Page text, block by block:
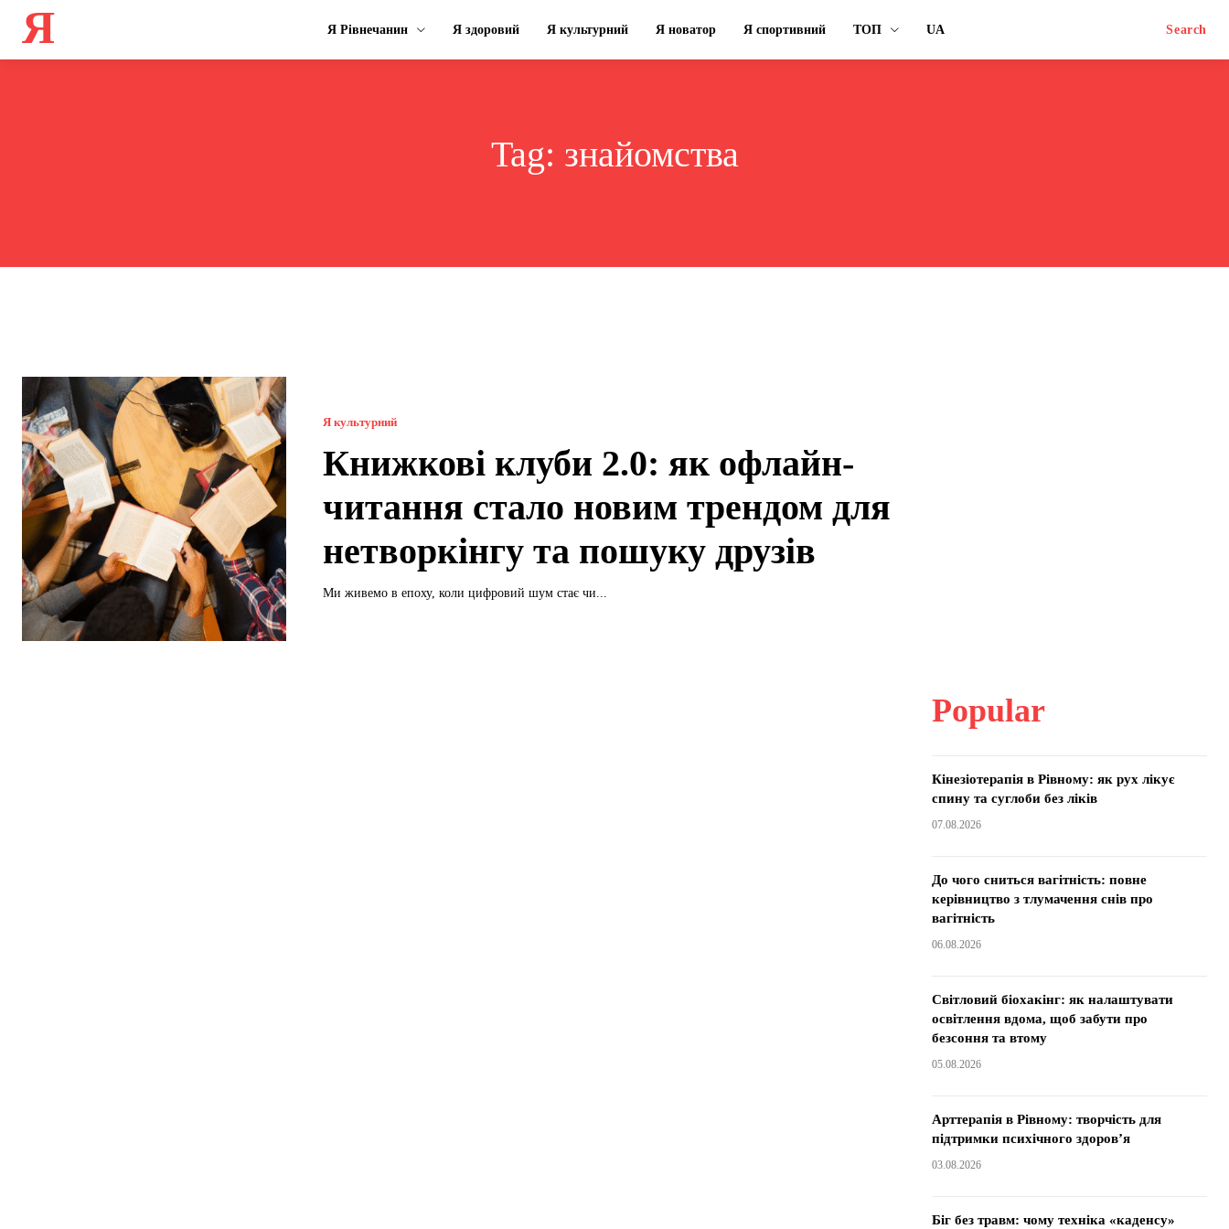
Я Я Рівнечанин Я здоровий Я культурний Я новатор Я спортивний ТОП UA Search
Tag: знайомства
Я культурний
Книжкові клуби 2.0: як офлайн-
читання стало новим трендом для
нетворкінгу та пошуку друзів
Ми живемо в епоху, коли цифровий шум стає чи...
Popular
Кінезіотерапія в Рівному: як рух лікує
спину та суглоби без ліків
07.08.2026
До чого сниться вагітність: повне
керівництво з тлумачення снів про
вагітність
06.08.2026
Світловий біохакінг: як налаштувати
освітлення вдома, щоб забути про
безсоння та втому
05.08.2026
Арттерапія в Рівному: творчість для
підтримки психічного здоров’я
03.08.2026
Біг без травм: чому техніка «каденсу»